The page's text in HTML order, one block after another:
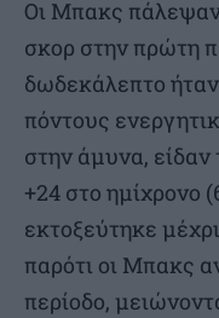
Οι Μπακς
σκορ στην πρώτη
δωδεκάλεπτο ήταν
πόντους
στην άμυνα, είδαν
+24 στο ημίχρονο
εκτοξεύτηκε
παρότι οι Μπακς
περίοδο,